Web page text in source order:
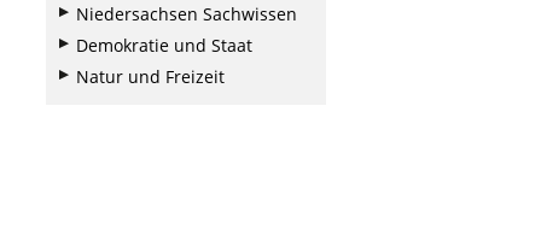
Niedersachsen Sachwissen
Demokratie und Staat
Natur und Freizeit